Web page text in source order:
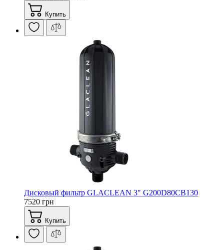
Купить
Дисковый фильтр GLACLEAN 3" G200D80CB130
7520 грн
Купить